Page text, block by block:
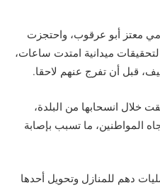
معتز أبو عرقوب، واحتجزت
لتحقيقات ميدانية امتدت ساعات،
قبل أن تفرج عنهم لاحقا.
خلال انسحابها من البلدة،
المواطنين، ما تسبب بإصابة
دهم للمنازل وتحويل أحدها